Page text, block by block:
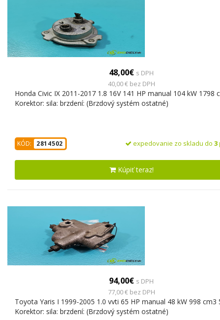
48,00€ s DPH
40,00 € bez DPH
Honda Civic IX 2011-2017 1.8 16V 141 HP manual 104 kW 1798
Korektor: sila: brzdení: (Brzdový systém ostatné)
KÓD: 2814502 expedovanie zo skladu do 3
Kúpiť teraz!
94,00€ s DPH
77,00 € bez DPH
Toyota Yaris I 1999-2005 1.0 vvti 65 HP manual 48 kW 998 cm3
Korektor: sila: brzdení: (Brzdový systém ostatné)